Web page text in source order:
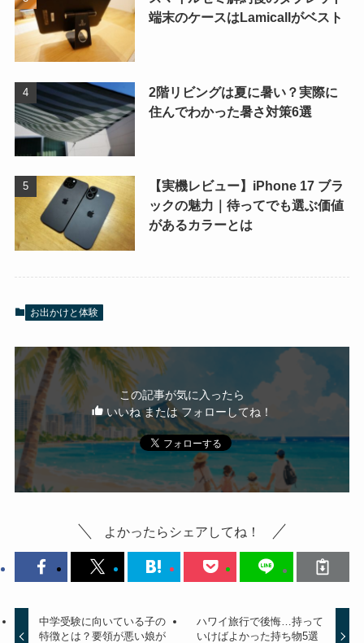
端末のケースはLamicallがベスト
2階リビングは夏に暑い？実際に
住んでわかった暑さ対策6選
【実機レビュー】iPhone 17 ブラ
ックの魅力｜待ってでも選ぶ価値
があるカラーとは
お出かけと体験
この記事が気に入ったら
いいね または フォローしてね！
よかったらシェアしてね！
中学受験に向いている子の
特徴とは？要領が悪い娘が
ハワイ旅行で後悔…持って
いけばよかった持ち物5選